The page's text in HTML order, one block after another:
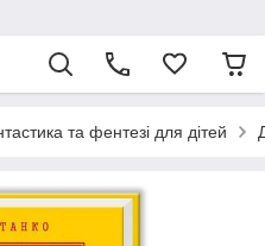
та фентезі для дітей